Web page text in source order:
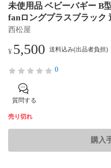
未使用品 ベビーバギー B
fanロングプラスブラック
西松屋
¥5,500 送料込み(出品者負担)
0
質問する
売り切れ
購入